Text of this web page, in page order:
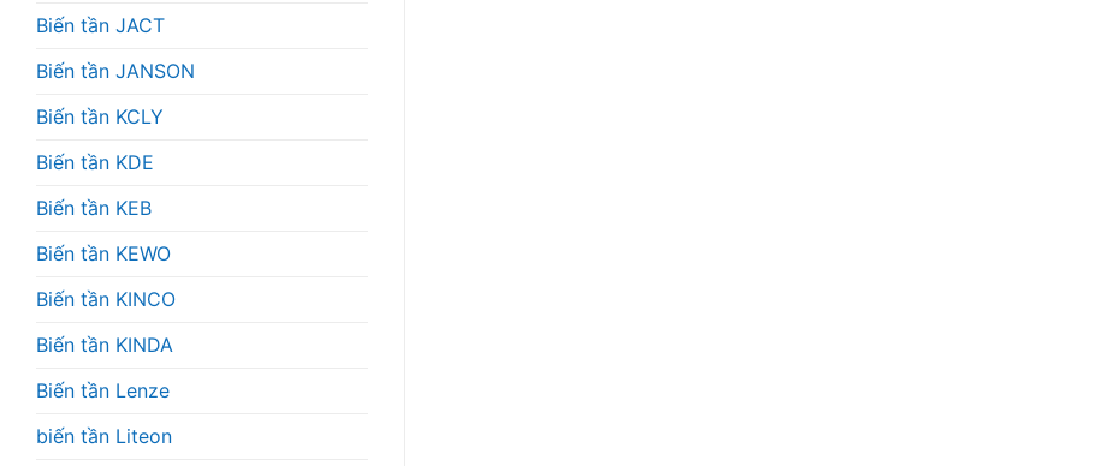
Biến tần JACT
Biến tần JANSON
Biến tần KCLY
Biến tần KDE
Biến tần KEB
Biến tần KEWO
Biến tần KINCO
Biến tần KINDA
Biến tần Lenze
biến tần Liteon